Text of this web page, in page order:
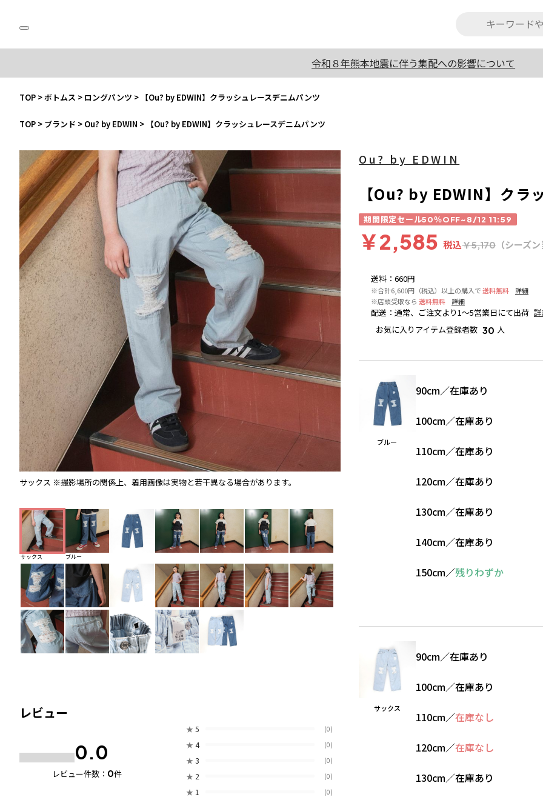
令和８年熊本地震に伴う集配への影響について
TOP >ボトムス > ロングパンツ > 【Ou? by EDWIN】クラッシュレースデニムパンツ
TOP > ブランド > Ou? by EDWIN > 【Ou? by EDWIN】クラッシュレースデニムパンツ
サックス ※撮影場所の関係上、着用画像は実物と若干異なる場合があります。 ※撮影場所の関係上、着用画像は実物と若干異
サックス ブルー
レビュー
0.0
レビュー件数： 0件
★ 5 (0)
★ 4 (0)
★ 3 (0)
★ 2 (0)
★ 1 (0)
送料 ： 660円
※合計6,600円（税込）以上の購入で送料無料
詳細
※店頭受取なら 送料無料 詳細
配送 ： 通常、ご注文より1～5営業日にて出荷
お気に入りアイテム登録者数 30 人
Ou? by EDWIN
【Ou? by EDWIN】クラ
期間限定セール50％OFF~8/12 11:59
￥2,585 税込￥5,170（シーズ
ブルー
90cm／在庫あり
100cm／在庫あり
110cm／在庫あり
120cm／在庫あり
130cm／在庫あり
140cm／在庫あり
150cm／残りわずか
サックス
90cm／在庫あり
100cm／在庫あり
110cm／在庫なし
120cm／在庫なし
130cm／在庫あり